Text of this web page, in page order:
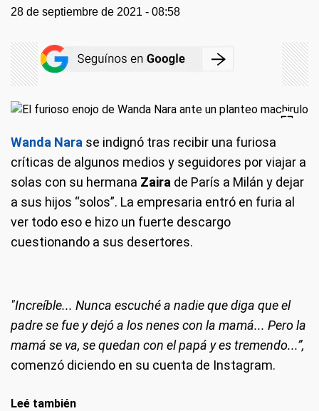
28 de septiembre de 2021 - 08:58
Wanda Nara se indignó tras recibir una furiosa
críticas de algunos medios y seguidores por viajar a
solas con su hermana Zaira de París a Milán y dejar
a sus hijos “solos”. La empresaria entró en furia al
ver todo eso e hizo un fuerte descargo
cuestionando a sus desertores.
"Increíble... Nunca escuché a nadie que diga que el
padre se fue y dejó a los nenes con la mamá... Pero la
mamá se va, se quedan con el papá y es tremendo...”,
comenzó diciendo en su cuenta de Instagram.
Leé también